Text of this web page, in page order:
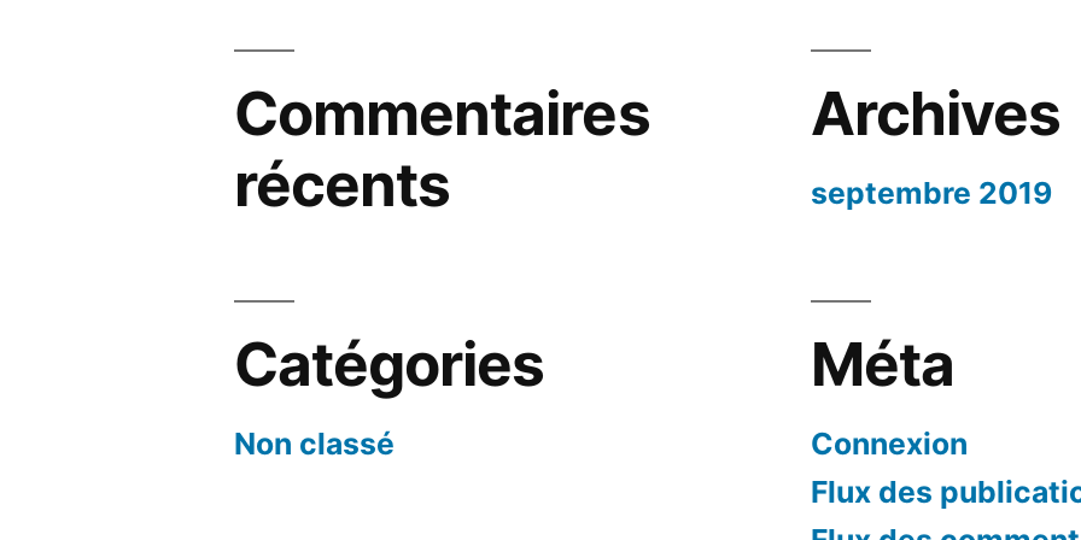
Commentaires
récents
Archives
septembre 2019
Catégories
Non classé
Méta
Connexion
Flux des